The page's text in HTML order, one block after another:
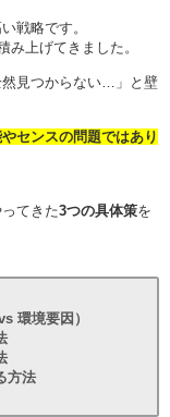
戦略です。
み上げてきました。
然見つからない…」と壁
センスの問題ではあり
てきた3つの具体策を
環境要因）
方法